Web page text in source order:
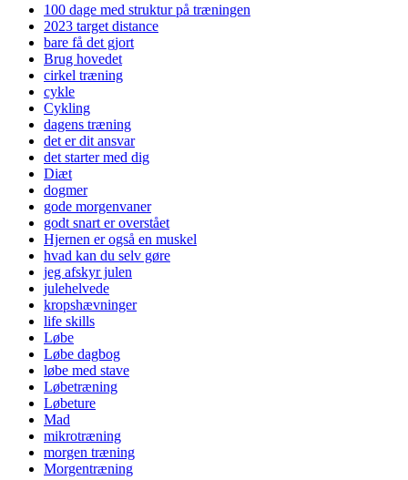
100 dage med struktur på træningen
2023 target distance
bare få det gjort
Brug hovedet
cirkel træning
cykle
Cykling
dagens træning
det er dit ansvar
det starter med dig
Diæt
dogmer
gode morgenvaner
godt snart er overstået
Hjernen er også en muskel
hvad kan du selv gøre
jeg afskyr julen
julehelvede
kropshævninger
life skills
Løbe
Løbe dagbog
løbe med stave
Løbetræning
Løbeture
Mad
mikrotræning
morgen træning
Morgentræning